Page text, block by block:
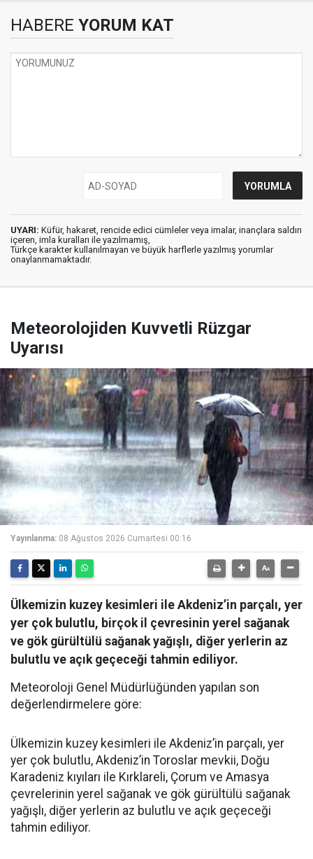
HABERE YORUM KAT
UYARI: Küfür, hakaret, rencide edici cümleler veya imalar, inançlara saldırı
içeren, imla kuralları ile yazılmamış,
Türkçe karakter kullanılmayan ve büyük harflerle yazılmış yorumlar
onaylanmamaktadır.
Meteorolojiden Kuvvetli Rüzgar
Uyarısı
Yayınlanma: 08 Ağustos 2026 Cumartesi 00:16
Ülkemizin kuzey kesimleri ile Akdeniz’in parçalı, yer
yer çok bulutlu, birçok il çevresinin yerel sağanak
ve gök gürültülü sağanak yağışlı, diğer yerlerin az
bulutlu ve açık geçeceği tahmin ediliyor.
Meteoroloji Genel Müdürlüğünden yapılan son
değerlendirmelere göre:
Ülkemizin kuzey kesimleri ile Akdeniz’in parçalı, yer
yer çok bulutlu, Akdeniz’in Toroslar mevkii, Doğu
Karadeniz kıyıları ile Kırklareli, Çorum ve Amasya
çevrelerinin yerel sağanak ve gök gürültülü sağanak
yağışlı, diğer yerlerin az bulutlu ve açık geçeceği
tahmin ediliyor.